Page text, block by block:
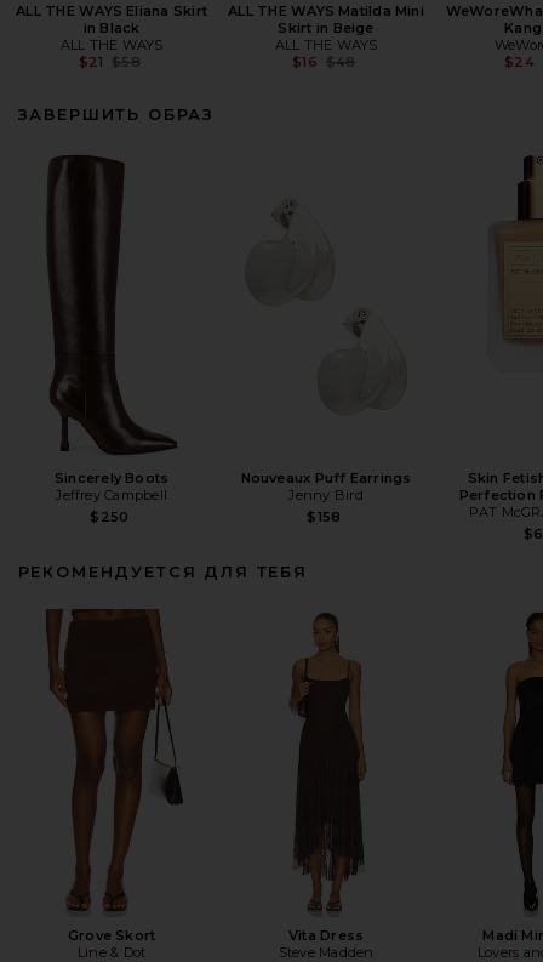
ALL THE WAYS Eliana Skirt
in Black
ALL THE WAYS
$21
Previous price:
$58
ALL THE WAYS Matilda Mini
Skirt in Beige
ALL THE WAYS
$16 Previous price:
$48
$24
ЗАВЕРШИТЬ ОБРАЗ
Sincerely Boots
Jeffrey Campbell
$250
Nouveaux Puff Earrings
Jenny Bird
$158
Skin
Perfection
PAT
РЕКОМЕНДУЕТСЯ ДЛЯ ТЕБЯ
Grove Skort
Line & Dot
Vita Dress
Steve Madden
Madi
Lovers